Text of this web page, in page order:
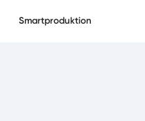
Smartproduktion